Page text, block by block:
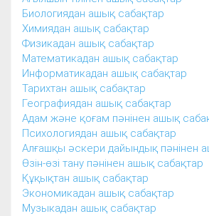
Биологиядан ашық сабақтар
Химиядан ашық сабақтар
Физикадан ашық сабақтар
Математикадан ашық сабақтар
Информатикадан ашық сабақтар
Тарихтан ашық сабақтар
Географиядан ашық сабақтар
Адам және қоғам пәнінен ашық
Психологиядан ашық сабақтар
Алғашқы әскери дайындық пәнінен
Өзін-өзі тану пәнінен ашық сабақтар
Құқықтан ашық сабақтар
Экономикадан ашық сабақтар
Музыкадан ашық сабақтар